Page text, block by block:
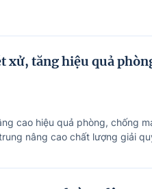
xử, tăng hiệu quả
cao hiệu quả phòng, chống
nâng cao chất lượng giải